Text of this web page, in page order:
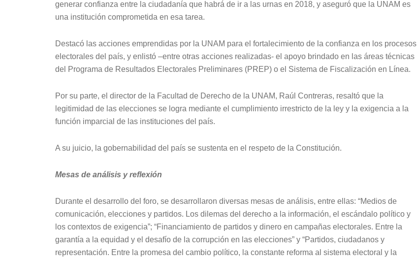
generar confianza entre la ciudadanía que habrá de ir a las urnas en 2018, y aseguró que la UNAM es
una institución comprometida en esa tarea.
Destacó las acciones emprendidas por la UNAM para el fortalecimiento de la confianza en los procesos
electorales del país, y enlistó –entre otras acciones realizadas- el apoyo brindado en las áreas técnicas
del Programa de Resultados Electorales Preliminares (PREP) o el Sistema de Fiscalización en Línea.
Por su parte, el director de la Facultad de Derecho de la UNAM, Raúl Contreras, resaltó que la
legitimidad de las elecciones se logra mediante el cumplimiento irrestricto de la ley y la exigencia a la
función imparcial de las instituciones del país.
A su juicio, la gobernabilidad del país se sustenta en el respeto de la Constitución.
Mesas de análisis y reflexión
Durante el desarrollo del foro, se desarrollaron diversas mesas de análisis, entre ellas: “Medios de
comunicación, elecciones y partidos. Los dilemas del derecho a la información, el escándalo político y
los contextos de exigencia”; “Financiamiento de partidos y dinero en campañas electorales. Entre la
garantía a la equidad y el desafío de la corrupción en las elecciones” y “Partidos, ciudadanos y
representación. Entre la promesa del cambio político, la constante reforma al sistema electoral y la